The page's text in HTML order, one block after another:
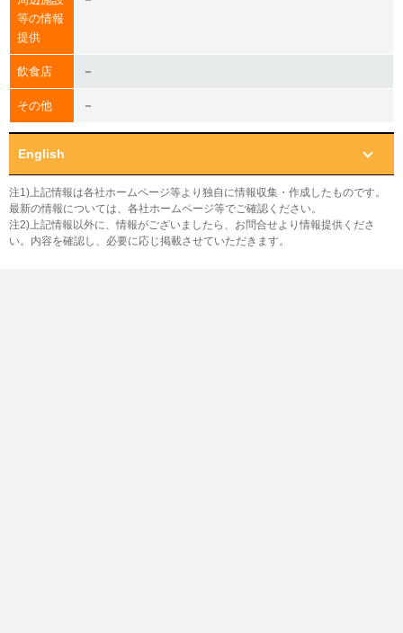
等の情報
提供
飲食店 －
その他 －
English
注1)上記情報は各社ホームページ等より独自に情報収集・作成したものです。
最新の情報については、各社ホームページ等でご確認ください。
注2)上記情報以外に、情報がございましたら、お問合せより情報提供くださ
い。内容を確認し、必要に応じ掲載させていただきます。